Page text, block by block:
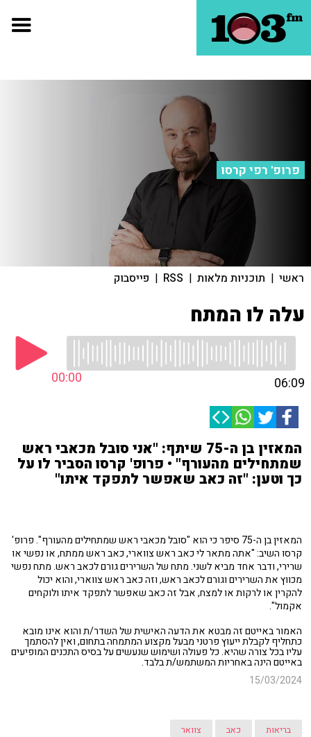
פרופ' רפי קרסו
ראשי | תוכניות מלאות |
RSS
| פייסבוק
עלה לו המתח
00:00 06:09
המאזין בן ה-75 שיתף: "אני סובל מכאבי ראש
שמתחילים מהעורף" • פרופ' קרסו הסביר לו על
כך וטען: "זה כאב שאפשר לתפקד איתו"
המאזין בן ה-75 סיפר כי הוא "סובל מכאבי ראש שמתחילים מהעורף". פרופ'
קרסו השיב: "אתה מתאר לי כאב ראש צווארי, כאב ראש ממתח, או נפשי או
שרירי, ודבר אחד מביא לשני. מתח של השרירים גורם לכאב ראש. מתח נפשי
מכווץ את השרירים וגורם לכאב ראש, וזה כאב ראש צווארי, והוא יכול
להקרין או לרקות או למצח, אבל זה כאב שאפשר לתפקד איתו ולוקחים
אקמול".
האמור באייטם זה מבטא את הדעה האישית של השדר/ת והוא אינו מובא
כתחליף לקבלת ייעוץ פרטני מבעל מקצוע המתמחה בתחום, ואין להסתמך
עליו בכל צורה שהיא. כל פעולה ושימוש שנעשים על בסיס התכנים המופיעים
באייטם הינה באחריות המשתמש/ת בלבד.
15/03/2024
בריאות כאב צוואר